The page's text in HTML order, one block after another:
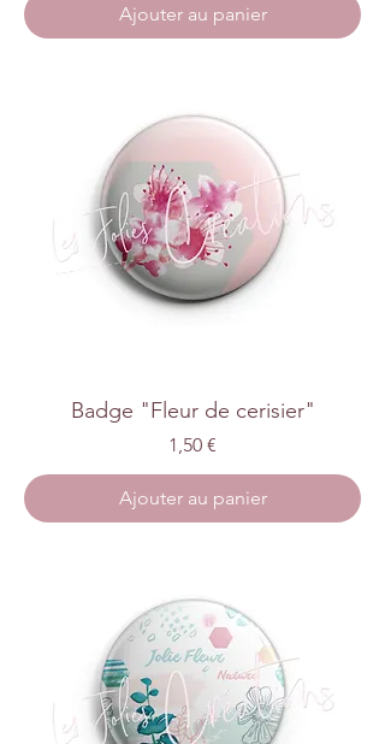
Ajouter au panier
Badge "Fleur de cerisier"
Prix
1,50 €
Ajouter au panier